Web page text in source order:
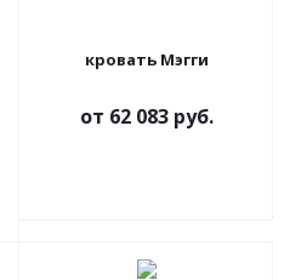
кровать Мэгги
от 62 083 руб.